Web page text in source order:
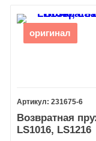
оригинал
231675-6
Возвратная
LS1016, LS1216